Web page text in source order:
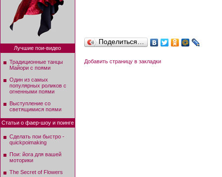
Поделиться…
Добавить страницу в закладки
Лучшие пои-видео
Традиционные танцы
Майори с поями
Один из самых
популярных роликов с
огненными поями
Выступление со
светящимися поями
Статьи о фаер-шоу и поинге
Сделать пои быстро -
quickpoimaking
Пои: йога для вашей
моторики
The Secret of Flowers